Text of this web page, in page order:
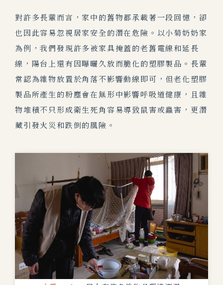
對許多長輩而言，家中的舊物都承載著一段回憶，卻
也因此容易忽視居家安全的潛在危險。以小菊奶奶家
為例，我們發現許多被家具掩蓋的老舊電線和延長
線，陽台上還有因曝曬久放而脆化的塑膠製品。長輩
常認為雜物放置於角落不影響動線即可，但老化塑膠
製品所產生的粉塵會在無形中影響呼吸道健康，且雜
物堆積不只形成衛生死角容易導致鼠害或蟲害，更潛
藏引發火災和跌倒的風險。